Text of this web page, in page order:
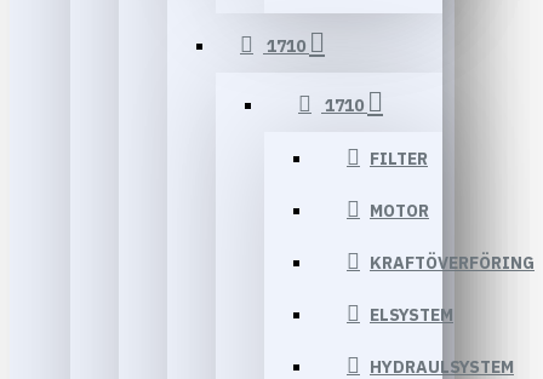
1710
1710
FILTER
MOTOR
KRAFTÖVERFÖRING
ELSYSTEM
HYDRAULSYSTEM